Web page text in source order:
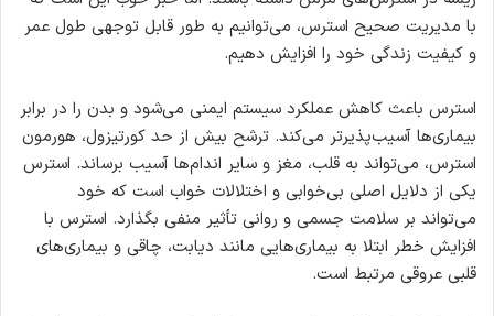
با مدیریت صحیح استرس، می‌توانیم به طور قابل توجهی طول عمر
و کیفیت زندگی خود را افزایش دهیم.
استرس باعث کاهش عملکرد سیستم ایمنی می‌شود و بدن را در برابر
بیماری‌ها آسیب‌پذیرتر می‌کند. ترشح بیش از حد کورتیزول، هورمون
استرس، می‌تواند به قلب، مغز و سایر اندام‌ها آسیب برساند. استرس
یکی از دلایل اصلی بی‌خوابی و اختلالات خواب است که خود
می‌تواند بر سلامت جسمی و روانی تأثیر منفی بگذارد. استرس با
افزایش خطر ابتلا به بیماری‌هایی مانند دیابت، چاقی و بیماری‌های
قلبی عروقی مرتبط است.